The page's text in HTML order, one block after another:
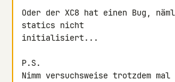
Oder der XC8 hat einen Bug,
statics nicht
initialisiert...
P.S.
Nimm versuchsweise trotzdem